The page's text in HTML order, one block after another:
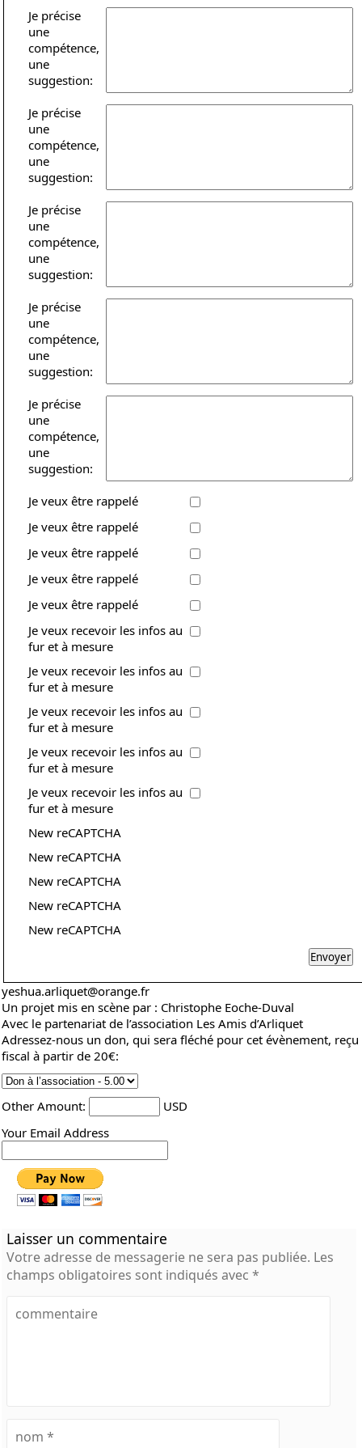
Je précise
une
compétence,
une
suggestion:
Je précise
une
compétence,
une
suggestion:
Je précise
une
compétence,
une
suggestion:
Je précise
une
compétence,
une
suggestion:
Je précise
une
compétence,
une
suggestion:
Je veux être rappelé
Je veux être rappelé
Je veux être rappelé
Je veux être rappelé
Je veux être rappelé
Je veux recevoir les infos au
fur et à mesure
Je veux recevoir les infos au
fur et à mesure
Je veux recevoir les infos au
fur et à mesure
Je veux recevoir les infos au
fur et à mesure
Je veux recevoir les infos au
fur et à mesure
New reCAPTCHA
New reCAPTCHA
New reCAPTCHA
New reCAPTCHA
New reCAPTCHA
yeshua.arliquet@orange.fr
Un projet mis en scène par : Christophe Eoche-Duval
Avec le partenariat de l’association Les Amis d’Arliquet
Adressez-nous un don, qui sera fléché pour cet évènement, reçu
fiscal à partir de 20€:
Other Amount:
USD
Your Email Address
Laisser un commentaire
Votre adresse de messagerie ne sera pas publiée. Les
champs obligatoires sont indiqués avec*